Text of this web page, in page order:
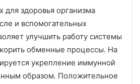
здоровья организма
и вспомогательных
улучшить работу системы
обменные процессы. На
укрепление иммунной
образом. Положительное